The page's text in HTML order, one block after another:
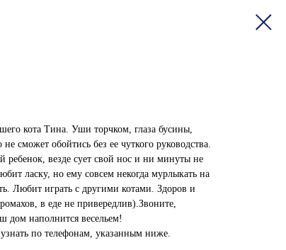
кота Тина. Уши торчком, глаза бусины,
сможет обойтись без ее чуткого руководства.
везде сует свой нос и ни минуты не
ласку, но ему совсем некогда мурлыкать на
Любит играть с другими котами. Здоров и
в еде не привередлив).Звоните,
дом наполнится весельем!
по телефонам, указанным ниже.